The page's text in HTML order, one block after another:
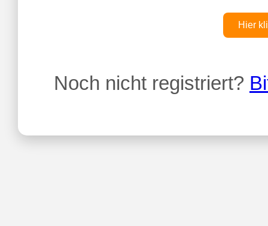
Hier
Noch nicht registriert?